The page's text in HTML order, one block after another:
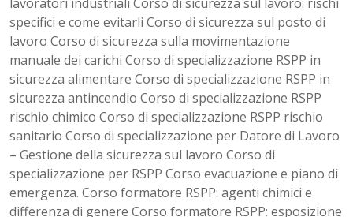
lavoratori industriali Corso di sicurezza sul lavoro: rischi
specifici e come evitarli Corso di sicurezza sul posto di
lavoro Corso di sicurezza sulla movimentazione
manuale dei carichi Corso di specializzazione RSPP in
sicurezza alimentare Corso di specializzazione RSPP in
sicurezza antincendio Corso di specializzazione RSPP
rischio chimico Corso di specializzazione RSPP rischio
sanitario Corso di specializzazione per Datore di Lavoro
– Gestione della sicurezza sul lavoro Corso di
specializzazione per RSPP Corso evacuazione e piano di
emergenza. Corso formatore RSPP: agenti chimici e
differenza di genere Corso formatore RSPP: esposizione